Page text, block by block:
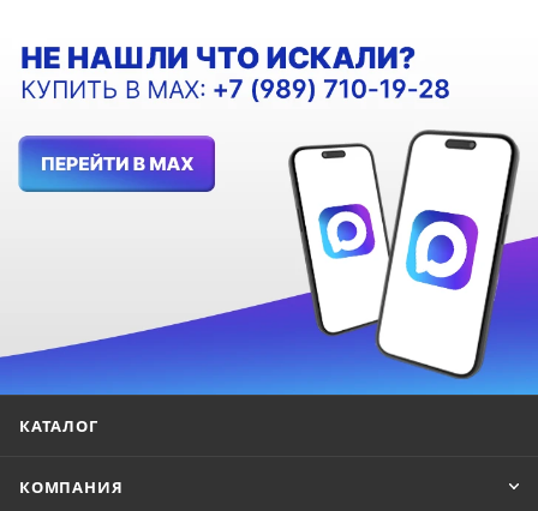
КАТАЛОГ
КОМПАНИЯ